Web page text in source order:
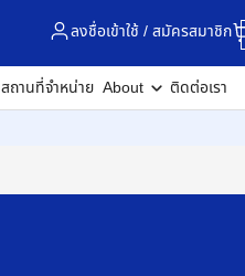
ลงชื่อเข้าใช้ / สมัครสมาชิก
สถานที่จำหน่าย About ติดต่อเรา